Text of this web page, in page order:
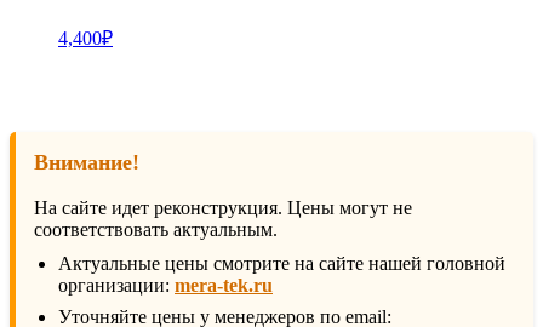
4,400₽
Внимание!
На сайте идет реконструкция. Цены могут не
соответствовать актуальным.
Актуальные цены смотрите на сайте нашей головной
организации: mera-tek.ru
Уточняйте цены у менеджеров по email: